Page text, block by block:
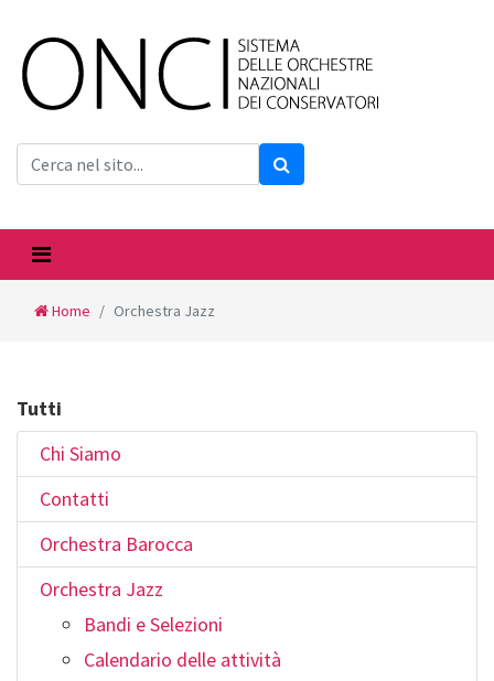
Home Orchestra Jazz
Tutti
Chi Siamo
Contatti
Orchestra Barocca
Orchestra Jazz
Bandi e Selezioni
Calendario delle attività